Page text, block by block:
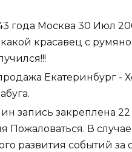
года Москва 30 Июл
красавец с
Екатеринбург -
запись закреплена
Пожаловаться. В случае
развития событий за